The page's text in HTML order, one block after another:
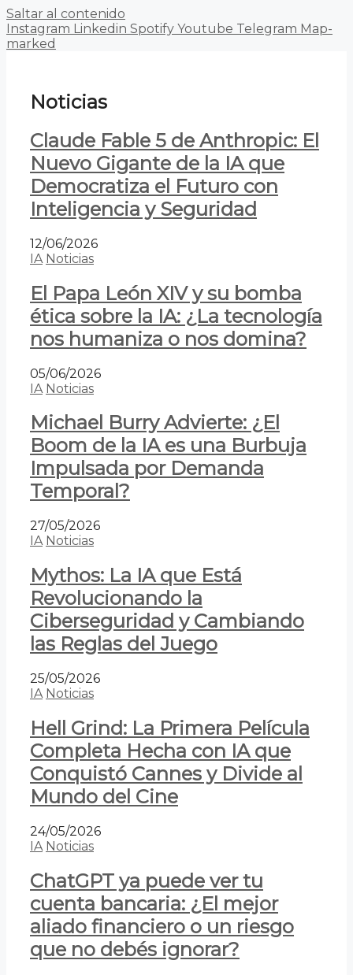
Saltar al contenido
Instagram Linkedin Spotify Youtube Telegram Map-
marked
Noticias
Claude Fable 5 de Anthropic: El
Nuevo Gigante de la IA que
Democratiza el Futuro con
Inteligencia y Seguridad
12/06/2026
IA Noticias
El Papa León XIV y su bomba
ética sobre la IA: ¿La tecnología
nos humaniza o nos domina?
05/06/2026
IA Noticias
Michael Burry Advierte: ¿El
Boom de la IA es una Burbuja
Impulsada por Demanda
Temporal?
27/05/2026
IA Noticias
Mythos: La IA que Está
Revolucionando la
Ciberseguridad y Cambiando
las Reglas del Juego
25/05/2026
IA Noticias
Hell Grind: La Primera Película
Completa Hecha con IA que
Conquistó Cannes y Divide al
Mundo del Cine
24/05/2026
IA Noticias
ChatGPT ya puede ver tu
cuenta bancaria: ¿El mejor
aliado financiero o un riesgo
que no debés ignorar?